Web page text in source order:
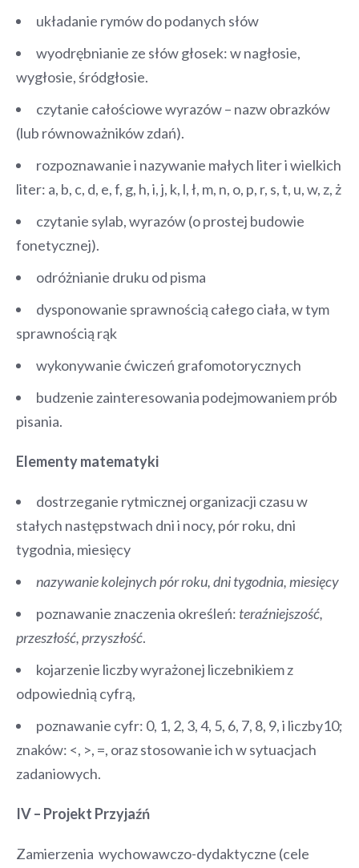
układanie rymów do podanych słów
wyodrębnianie ze słów głosek: w nagłosie,
wygłosie, śródgłosie.
czytanie całościowe wyrazów – nazw obrazków
(lub równoważników zdań).
rozpoznawanie i nazywanie małych liter i wielkich
liter: a, b, c, d, e, f, g, h, i, j, k, l, ł, m, n, o, p, r, s, t, u, w, z, ż
czytanie sylab, wyrazów (o prostej budowie
fonetycznej).
odróżnianie druku od pisma
dysponowanie sprawnością całego ciała, w tym
sprawnością rąk
wykonywanie ćwiczeń grafomotorycznych
budzenie zainteresowania podejmowaniem prób
pisania.
Elementy matematyki
dostrzeganie rytmicznej organizacji czasu w
stałych następstwach dni i nocy, pór roku, dni
tygodnia, miesięcy
nazywanie kolejnych pór roku, dni tygodnia, miesięcy
poznawanie znaczenia określeń: teraźniejszość,
przeszłość, przyszłość.
kojarzenie liczby wyrażonej liczebnikiem z
odpowiednią cyfrą,
poznawanie cyfr: 0, 1, 2, 3, 4, 5, 6, 7, 8, 9, i liczby10;
znaków: <, >, =, oraz stosowanie ich w sytuacjach
zadaniowych.
IV – Projekt Przyjaźń
Zamierzenia wychowawczo-dydaktyczne (cele